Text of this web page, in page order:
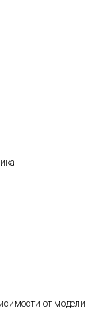
от модели